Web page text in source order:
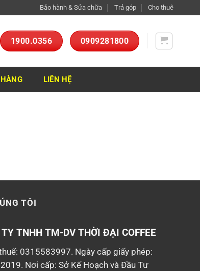
Bảo hành & Sửa chữa Trả góp Cho thuê
1900.0356 0909281800
LIÊN HỆ
TÔI
TY TNHH TM-DVTHỜI ĐẠI COFFEE
0315583997. Ngày cấp giấy phép:
Nơi cấp: Sở Kế Hoạch và Đầu Tư